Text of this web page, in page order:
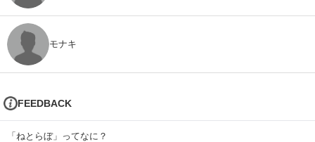
モナキ
FEEDBACK
「ねとらぼ」ってなに？